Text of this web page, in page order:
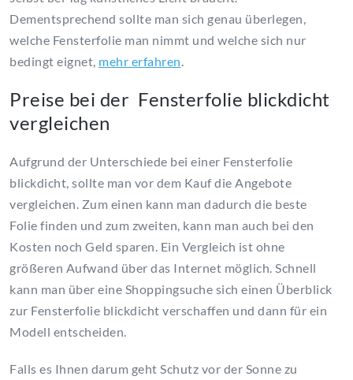
Dementsprechend sollte man sich genau überlegen,
welche Fensterfolie man nimmt und welche sich nur
bedingt eignet, mehr erfahren
Preise bei der Fensterfolie blickdicht
vergleichen
Aufgrund der Unterschiede bei einer Fensterfolie
blickdicht, sollte man vor dem Kauf die Angebote
vergleichen. Zum einen kann man dadurch die beste
Folie finden und zum zweiten, kann man auch bei den
Kosten noch Geld sparen. Ein Vergleich ist ohne
größeren Aufwand über das Internet möglich. Schnell
kann man über eine Shoppingsuche sich einen Überblick
zur Fensterfolie blickdicht verschaffen und dann für ein
Modell entscheiden.
Falls es Ihnen darum geht Schutz vor der Sonne zu